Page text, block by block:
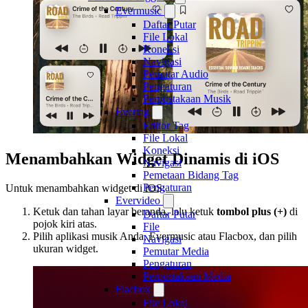
Evermusic
Daftar Putar
File Lokal
Koneksi
Navigasi
Pemutar Audio
Pengaturan
Perpustakaan Musik
Evertag
Editor Tag
File Lokal
Koneksi
Navigasi
Pemetaan Bidang Tag
Pengaturan
Evervideo
Daftar Putar
File
Navigasi
Pemutar Media
Pengaturan
Perpustakaan Media
Flacbox
File Lokal
Menambahkan Widget Dinamis di iOS
Untuk menambahkan widget di iOS:
Ketuk dan tahan layar beranda, lalu ketuk tombol plus (+) di
pojok kiri atas.
Pilih aplikasi musik Anda, Evermusic atau Flacbox, dan pilih
ukuran widget.